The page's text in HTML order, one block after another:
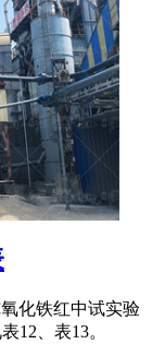
化铁红中试实验
12、表13。